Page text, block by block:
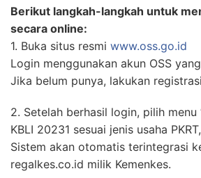
Berikut langkah-langkah untuk
secara online:
1. Buka situs resmi www.oss.go.id
Login menggunakan akun OSS
Jika belum punya, lakukan
2. Setelah berhasil login, pilih menu
KBLI 20231 sesuai jenis usaha
Sistem akan otomatis terintegrasi
regalkes.co.id milik Kemenkes.